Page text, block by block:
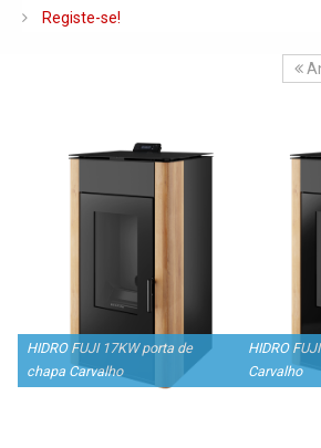
Biomassa
Radiadores e Ventiloconvetores
Bombas e Circuladores
Chaminés
Tubagens e Acessórios
Registe-se!
HIDRO FUJI 17KW porta de
chapa Carvalho
HIDRO
Carvalho